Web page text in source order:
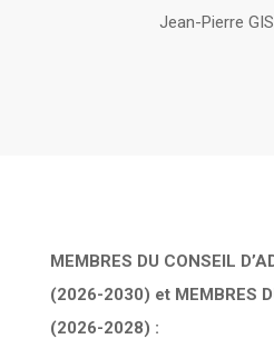
Jean-Pierre
MEMBRES DU CONSEIL
(2026-2030) et MEMBRES
(2026-2028) :